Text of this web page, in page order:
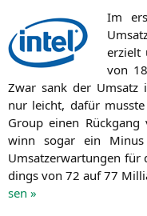
Im
erzielt
von
Zwar sank der
nur leicht, dafür
Group einen
winn sogar ein
Umsatz­er­war­tun­gen für
dings von 72 auf 77
sen »